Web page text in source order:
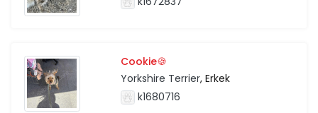
Cookie🍪
Yorkshire Terrier, Erkek
k1680716